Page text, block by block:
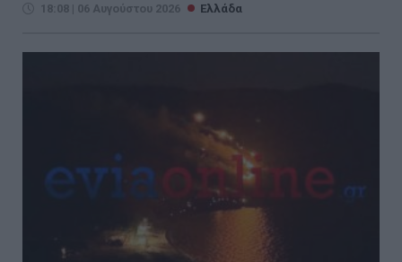
18:08 | 06 Αυγούστου 2026 Ελλάδα